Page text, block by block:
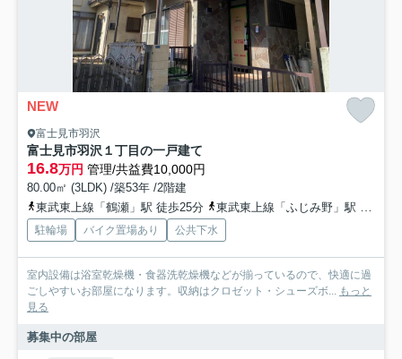
NEW
富士見市羽沢
富士見市羽沢１丁目の一戸建て
16.8万円 管理/共益費10,000円
80.00㎡ (3LDK) /築53年 /2階建
東武東上線「鶴瀬」駅 徒歩25分
東武東上線「ふじみ野」駅 徒歩27分
駐輪場 バイク置場あり 公共下水
室内設備は浴室乾燥機・食器洗乾燥機などが揃っているので、快適に過
ごしやすいお部屋になります。収納はクロゼット・シューズボ... もっと
見る
募集中の部屋